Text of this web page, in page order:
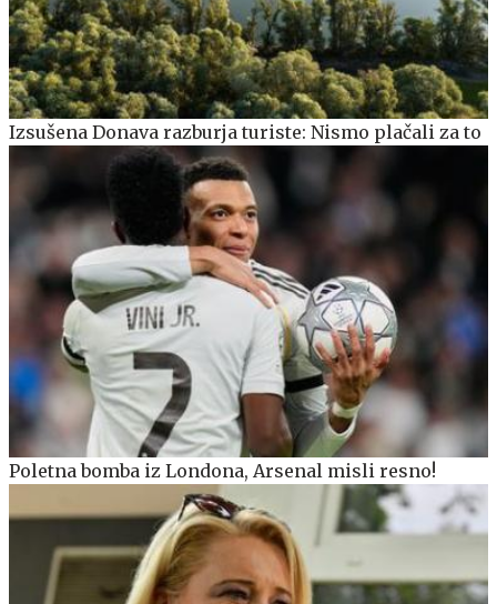
Izsušena Donava razburja turiste: Nismo plačali za to
Poletna bomba iz Londona, Arsenal misli resno!